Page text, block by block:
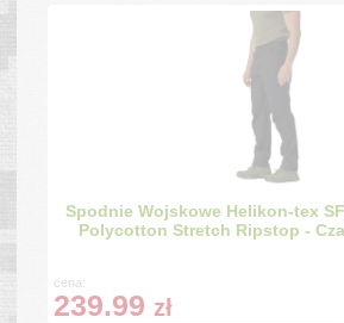
Spodnie Wojskowe Helikon-tex
Polycotton Stretch Ripstop -
cena:
239.99 zł